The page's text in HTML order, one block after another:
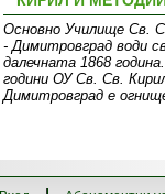
Основно Училище Св.
- Димитровград води
далечната 1868
години ОУ Св. Св.
Димитровград е